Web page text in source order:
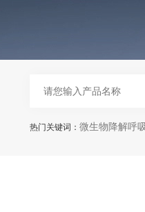
热门关键词： 微生物降解呼吸仪，动